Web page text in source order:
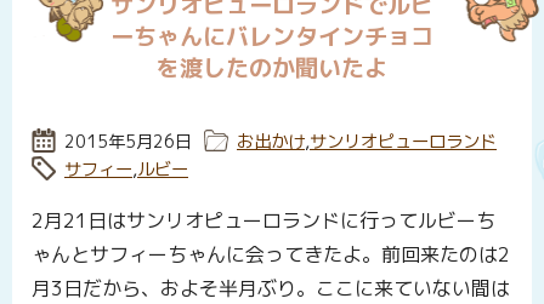
ーちゃんにバレンタインチョコ
を渡したのか聞いたよ
投稿日:
2015年5月26日 カテゴリー:
お出かけ,サンリオピューロランド
タグ:
サフィー,ルビー
2月21日はサンリオピューロランドに行ってルビーち
ゃんとサフィーちゃんに会ってきたよ。前回来たのは2
月3日だから、およそ半月ぶり。ここに来ていない間は